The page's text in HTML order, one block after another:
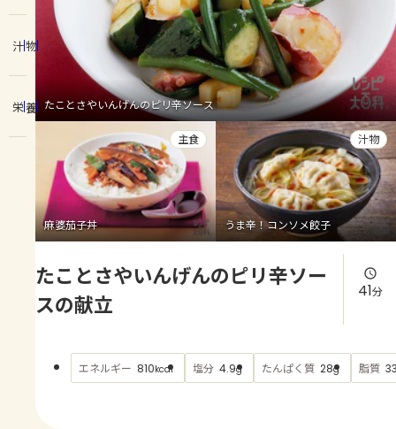
コンテンツ
レシピ
トーク
よくあるお問い合わせ
お買い物
AJINOMOTO PARK とは
ピーマン
みょうが ゴーヤ
汁物
栄養 たことさやいんげんのピリ辛ソース
麻婆茄子丼
主食
うま辛！コンソメ餃子
汁物
たことさやいんげんのピリ辛ソー
スの献立
41分
エネルギー 810kcal 塩分 4.9g たんぱく質 28g 脂質